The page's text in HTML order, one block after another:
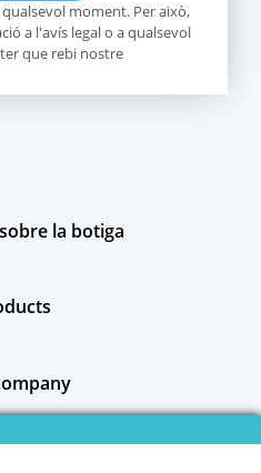
moment. Per això,
a l'avís legal o a qualsevol
que rebi nostre
la botiga